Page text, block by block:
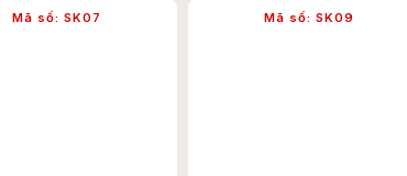
Mã số: SK07 Mã số: SK09